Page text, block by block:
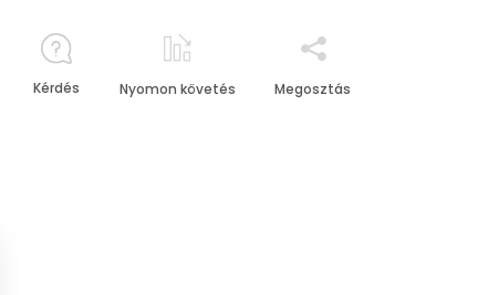
Kérdés Nyomon követés Megosztás